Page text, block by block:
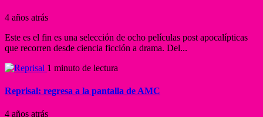
4 años atrás
Este es el fin es una selección de ocho películas post apocalípticas
que recorren desde ciencia ficción a drama. Del...
1 minuto de lectura
Reprisal: regresa a la pantalla de AMC
4 años atrás